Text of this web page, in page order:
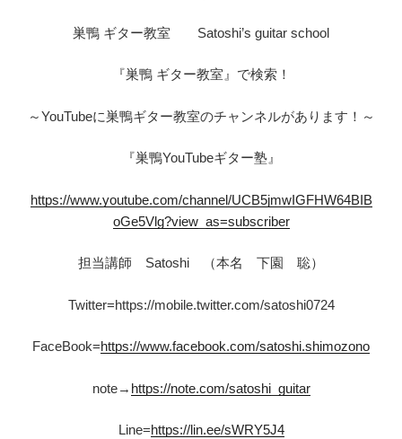
巣鴨 ギター教室 Satoshi’s guitar school
『巣鴨 ギター教室』で検索！
～YouTubeに巣鴨ギター教室のチャンネルがあります！～
『巣鴨YouTubeギター塾』
https://www.youtube.com/channel/UCB5jmwIGFHW64BIB
oGe5Vlg?view_as=subscriber
担当講師 Satoshi （本名 下園 聡）
Twitter=https://mobile.twitter.com/satoshi0724
FaceBook=https://www.facebook.com/satoshi.shimozono
note→ https://note.com/satoshi_guitar
Line=https://lin.ee/sWRY5J4